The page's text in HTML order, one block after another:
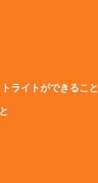
ライトができること